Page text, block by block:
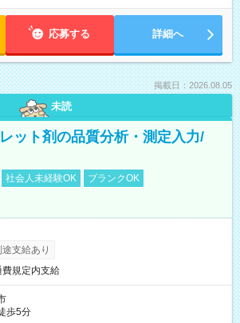
応募する 詳細へ
掲載日：2026.08.05
未読
ット剤の品質分析・測定入力/
社会人未経験OK
ブランクOK
支給あり
費規定内支給
歩5分